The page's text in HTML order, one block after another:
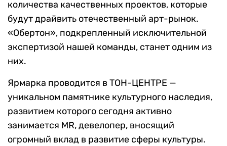
количества качественных проектов, которые
будут драйвить отечественный арт-рынок.
«Обертон», подкрепленный исключительной
экспертизой нашей команды, станет одним из
них.
Ярмарка проводится в ТОН-ЦЕНТРЕ —
уникальном памятнике культурного наследия,
развитием которого сегодня активно
занимается MR, девелопер, вносящий
огромный вклад в развитие сферы культуры.